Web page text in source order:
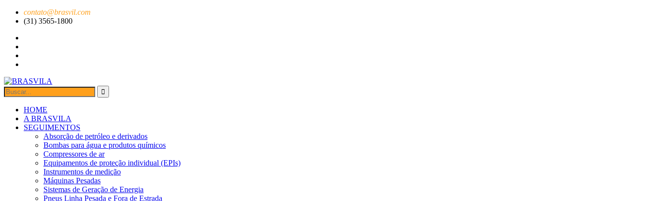
contato@brasvil.com
(31) 3565-1800
HOME
A BRASVILA
SEGUIMENTOS
Absorção de petróleo e derivados
Bombas para água e produtos químicos
Compressores de ar
Equipamentos de proteção individual (EPIs)
Instrumentos de medição
Máquinas Pesadas
Sistemas de Geração de Energia
Pneus Linha Pesada e Fora de Estrada